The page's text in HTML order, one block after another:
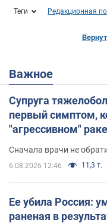
Теги Редакционная
Важное
Супруга
первый симптом,
"агрессивном" раке
Сначала врачи не
6.08.2026 12:46 11,3 т.
Ее убила Россия:
раненая в